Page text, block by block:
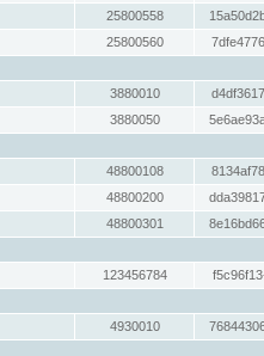
25800558
25800560
3880010
3880050
48800108
48800200
48800301
123456784
4930010